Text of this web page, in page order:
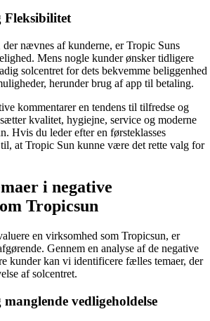
Fleksibilitet
nævnes af kunderne, er Tropic Suns
Mens nogle kunder ønsker tidligere
solcentret for dets bekvemme beliggenhed
herunder brug af app til betaling.
kommentarer en tendens til tilfredse og
kvalitet, hygiejne, service og moderne
Hvis du leder efter en førsteklasses
at Tropic Sun kunne være det rette valg for
i negative
Tropicsun
en virksomhed som Tropicsun, er
Gennem en analyse af de negative
kunder kan vi identificere fælles temaer, der
af solcentret.
vedligeholdelse